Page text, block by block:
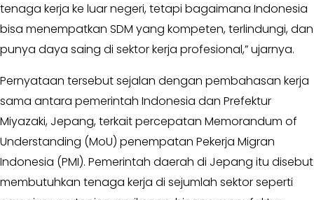
Kagol
TV
-
VIDEO
Kabar
Pilkada
UMUM
tenaga kerja ke luar negeri, tetapi bagaimana Indonesia
bisa menempatkan SDM yang kompeten, terlindungi, dan
punya daya saing di sektor kerja profesional,” ujarnya.
Pernyataan tersebut sejalan dengan pembahasan kerja
sama antara pemerintah Indonesia dan Prefektur
Miyazaki, Jepang, terkait percepatan Memorandum of
Understanding (MoU) penempatan Pekerja Migran
Indonesia (PMI). Pemerintah daerah di Jepang itu disebut
membutuhkan tenaga kerja di sejumlah sektor seperti